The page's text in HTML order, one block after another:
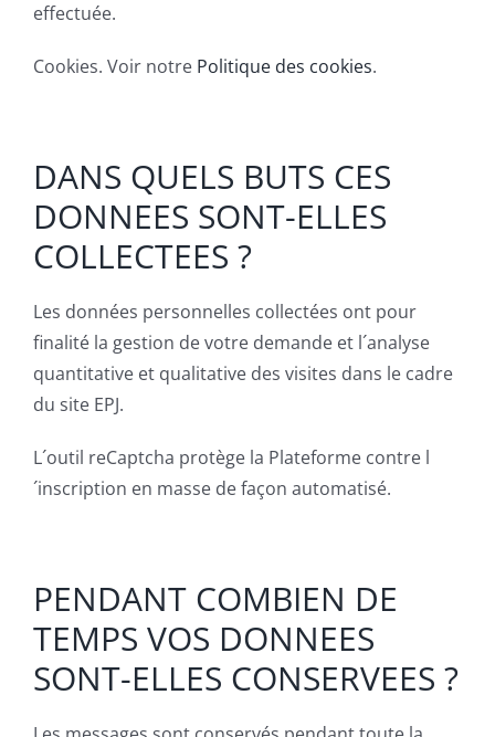
effectuée.
Cookies. Voir notre Politique des cookies.
DANS QUELS BUTS CES
DONNEES SONT-ELLES
COLLECTEES ?
Les données personnelles collectées ont pour
finalité la gestion de votre demande et l´analyse
quantitative et qualitative des visites dans le cadre
du site EPJ.
L´outil reCaptcha protège la Plateforme contre l
´inscription en masse de façon automatisé.
PENDANT COMBIEN DE
TEMPS VOS DONNEES
SONT-ELLES CONSERVEES ?